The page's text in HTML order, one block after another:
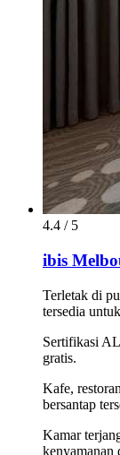
4.4 / 5
ibis
Terletak di
tersedia
Sertifikasi
gratis.
Kafe,
bersantap
Kamar
kenyamanan